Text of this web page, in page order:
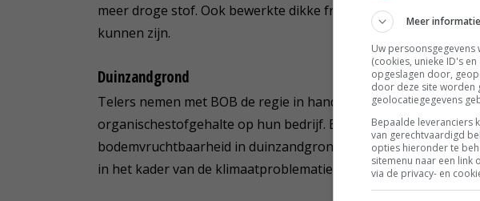
meer droge stof. Ook bewerkte dikke fractie rundveemest zou
kunnen zijn.
Duinzandgrond
Telers nemen met BOB de regie in handen om te komen tot
organischestofgehalte op hun bedrijf. Elke tiende procent telt
bodemvruchtbaarheid in duinzandgrond. Bovendien draagt het
in het kader van de klimaatproblematiek.
Meer informatie
Uw
(cookies, unieke ID's
opgeslagen door,
door deze site worden
geolocatiegegevens
Bepaalde leveranciers
van gerechtvaardigd
opties hieronder te
sitemenu naar een link
via de privacy- en